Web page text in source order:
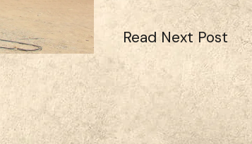
Read Next Post